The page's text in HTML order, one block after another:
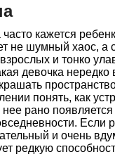
кажется
не шумный хаос, а
и тонко
девочка
понять, как
рано
Если
и очень
редкую